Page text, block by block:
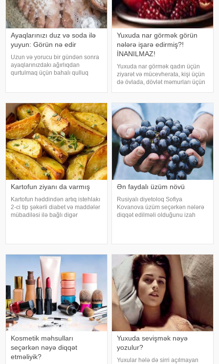
Ayaqlarınızı duz və soda ilə
yuyun: Görün nə edir
Uzun və yorucu bir gündən sonra
ayaqlarınızdakı ağırlıqdan
qurtulmaq üçün bahalı qulluq
bilərsiniz. xəbər verir ki, çox vax
Yuxuda nar görmək görün
nələrə işarə edirmiş?!
İNANILMAZ!
Yuxuda nar görmək qadın üçün
ziyarət və mücevherata, kişi üçün
də övlada, dövlət məmurları üçün
bərəkətinə, tacir üçün çox quru,
xalq üçün yaxşı bir idarəy
Kartofun ziyanı da varmış
Kartofun həddindən artıq istehlakı
2-ci tip şəkərli diabet və maddələr
mübadiləsi ilə bağlı digər
Ən faydalı üzüm növü
Rusiyalı diyetoloq Sofiya
Kovanova üzüm seçərkən nələrə
diqqət edilməli olduğunu izah
rəngdə olan üzüm sortlar
Kosmetik məhsulları
seçərkən nəyə diqqət
etməliyik?
Yuxuda sevişmək nəyə
yozulur?
Yuxular hələ də sirri açılmayan